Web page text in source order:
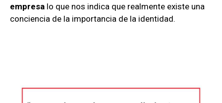
empresa lo que nos indica que realmente existe una
conciencia de la importancia de la identidad.